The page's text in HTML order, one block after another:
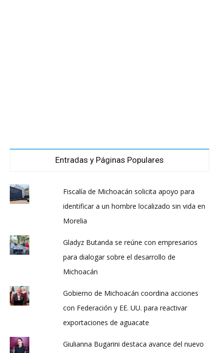
Entradas y Páginas Populares
Fiscalía de Michoacán solicita apoyo para
identificar a un hombre localizado sin vida en
Morelia
Gladyz Butanda se reúne con empresarios
para dialogar sobre el desarrollo de
Michoacán
Gobierno de Michoacán coordina acciones
con Federación y EE. UU. para reactivar
exportaciones de aguacate
Giulianna Bugarini destaca avance del nuevo